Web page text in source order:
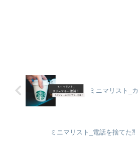
ミニマリスト_
ミニマリスト_電話を捨てた⁈